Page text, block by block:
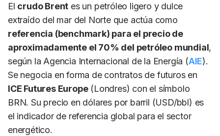
El crudo Brent es un petróleo ligero y dulce
extraído del mar del Norte que actúa como
referencia (benchmark) para el precio de
aproximadamente el 70% del petróleo mundial,
según la Agencia Internacional de la Energía (AIE).
Se negocia en forma de contratos de futuros en
ICE Futures Europe(Londres) con el símbolo
BRN. Su precio en dólares por barril (USD/bbl) es
el indicador de referencia global para el sector
energético.